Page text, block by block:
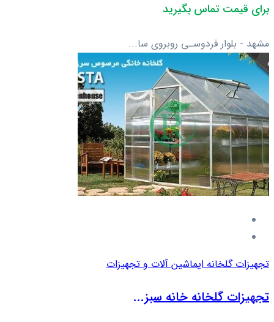
برای قیمت تماس بگیرید
مشهد - بلوار فردوسـی روبروی سا...
تجهیزات گلخانه ایماشین آلات و تجهیزات
تجهیزات گلخانه خانه سبز...